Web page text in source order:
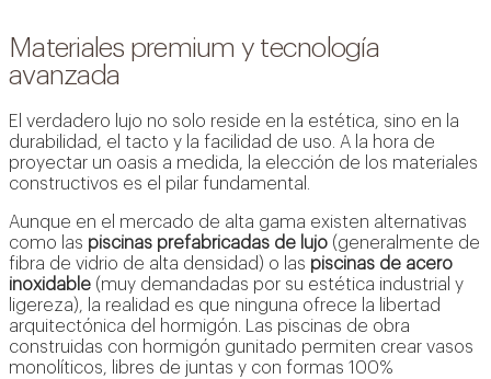
Materiales premium y tecnología
avanzada
El verdadero lujo no solo reside en la estética, sino en la
durabilidad, el tacto y la facilidad de uso. A la hora de
proyectar un oasis a medida, la elección de los materiales
constructivos es el pilar fundamental.
Aunque en el mercado de alta gama existen alternativas
como las piscinas prefabricadas de lujo (generalmente de
fibra de vidrio de alta densidad) o las piscinas de acero
inoxidable (muy demandadas por su estética industrial y
ligereza), la realidad es que ninguna ofrece la libertad
arquitectónica del hormigón. Las piscinas de obra
construidas con hormigón gunitado permiten crear vasos
monolíticos, libres de juntas y con formas 100%